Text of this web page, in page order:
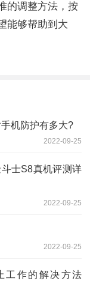
的调整方法，按
能够帮助到大
机防护有多大?
2022-09-25
士S8真机评测详
2022-09-25
2022-09-25
工作的解决方法